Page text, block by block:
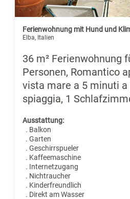
Ferienwohnung mit Hund und
Elba, Italien
36 m² Ferienwohnung
Personen, Romantico
vista mare a 5 minuti a
spiaggia, 1
Ausstattung:
. Balkon
. Garten
. Geschirrspueler
. Kaffeemaschine
. Internetzugang
. Nichtraucher
. Kinderfreundlich
. Direkt am Wasser